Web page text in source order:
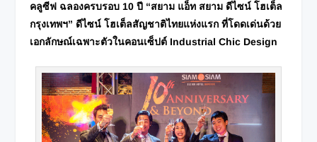
คลูซีฟ ฉลองครบรอบ 10 ปี “สยาม แอ็ท สยาม ดีไซน์ โฮเต็ล
กรุงเทพฯ” ดีไซน์ โฮเต็ลสัญชาติไทยแห่งแรก ที่โดดเด่นด้วย
เอกลักษณ์เฉพาะตัวในคอนเซ็ปต์ Industrial Chic Design